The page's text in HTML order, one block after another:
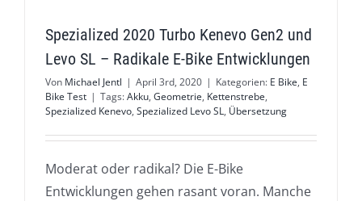
Spezialized 2020 Turbo Kenevo Gen2 und
Levo SL – Radikale E-Bike Entwicklungen
Von Michael Jentl | April 3rd, 2020 | Kategorien: E Bike, E
Bike Test | Tags:Akku, Geometrie, Kettenstrebe,
Spezialized Kenevo, Spezialized Levo SL, Übersetzung
Moderat oder radikal? Die E-Bike
Entwicklungen gehen rasant voran. Manche